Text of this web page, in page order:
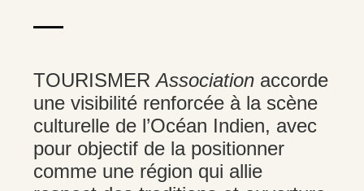
TOURISMERAssociationaccorde
une visibilité renforcée à la scène
culturelle de l’Océan Indien, avec
pour objectif de la positionner
comme une région qui allie